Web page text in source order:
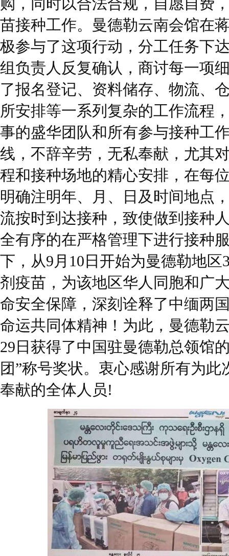
苗接种工作。曼德勒云南会馆在
极参与了这项行动，分工任务下
组负责人反复确认，商讨每一项
了报名登记、资料储存、物流、
所安排等一系列复杂的工作流程
事的盛华团队和所有参与接种工
线，不辞辛劳，无私奉献，尤其
程和接种场地的精心安排，在每
明确注明年、月、日及时间地点
流按时到达接种，致使做到接种
全有序的在严格管理下进行接种
下，从9月10日开始为曼德勒地
剂疫苗，为该地区华人同胞和广
命安全保障，深刻诠释了中缅两
命运共同体精神！为此，曼德勒
29日获得了中国驻曼德勒总领馆
团”称号奖状。衷心感谢所有为
奉献的全体人员!